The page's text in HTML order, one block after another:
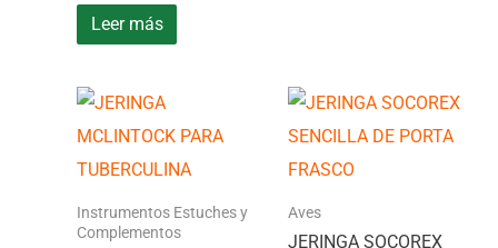
Leer más
Instrumentos Estuches y
Complementos
Aves
JERINGA SOCOREX